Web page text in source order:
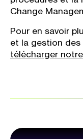
Change
Pour en savoir
et la gestion des
télécharger